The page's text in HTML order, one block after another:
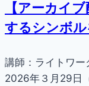
【アーカイ
するシンボル
講師：ライトワー
2026年３月29日